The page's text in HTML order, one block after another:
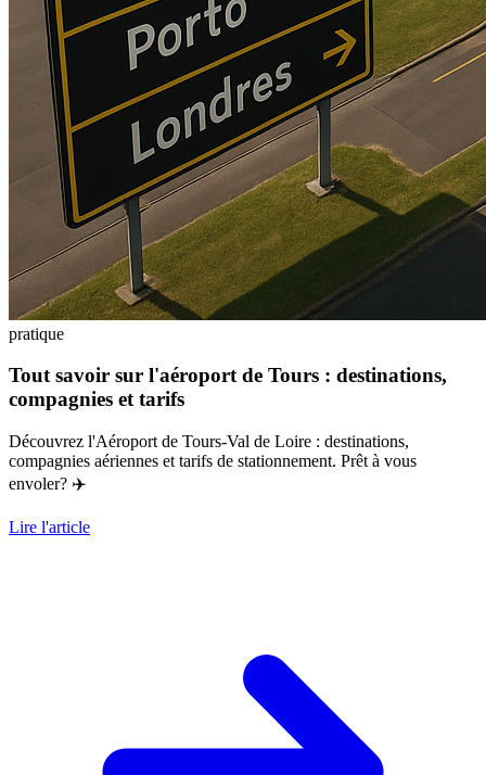
pratique
Tout savoir sur l'aéroport de Tours : destinations,
compagnies et tarifs
Découvrez l'Aéroport de Tours-Val de Loire : destinations,
compagnies aériennes et tarifs de stationnement. Prêt à vous
envoler? ✈️
Lire l'article